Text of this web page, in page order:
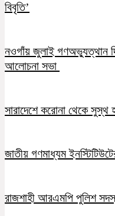
বিবৃতি’
নওগাঁয় জুলাই গণঅভ্যুত্থান
আলোচনা সভা
সারাদেশে করোনা থেকে সুস্থ
জাতীয় গণমাধ্যম
রাজশাহী আরএমপি পুলিশ